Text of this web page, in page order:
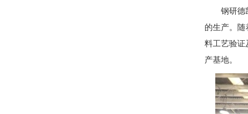
钢研德
的生产。
料工艺验证
产基地。